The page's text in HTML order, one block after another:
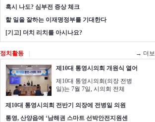
혹시 나도? 심부전 증상 체크
할 일을 잘하는 이재명정부를 기대한다
[기고] 더치 리치를 아시나요?
정치활동 → 더보
제10대 통영시의회 개원식 열어
제10대 통영시의회(의장 전병
일)는 7월 7일, 시의회 전체
제10대 통영시의회 전반기 의장에 전병일 의원
통영, 산양읍에 ‘남해권 스마트 선박안전지원센